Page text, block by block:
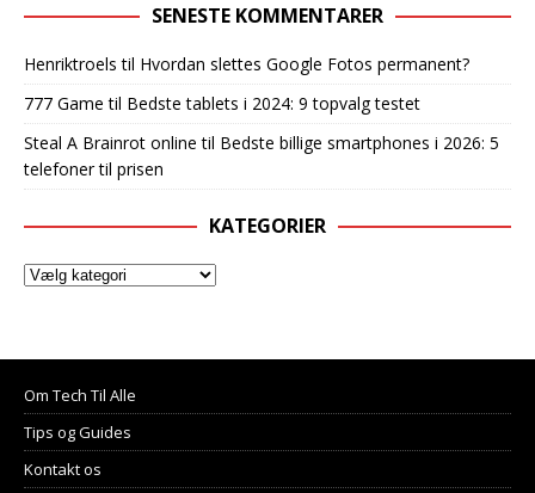
SENESTE KOMMENTARER
Henriktroels til Hvordan slettes Google Fotos permanent?
777 Game til Bedste tablets i 2024: 9 topvalg testet
Steal A Brainrot online til Bedste billige smartphones i 2026: 5
telefoner til prisen
KATEGORIER
Om Tech Til Alle
Tips og Guides
Kontakt os